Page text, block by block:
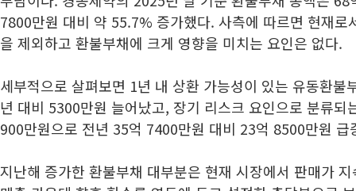
7800만원 대비 약 55.7% 증가했다. 사측에 따르면 현재로
을 제외하고 환불부채에 크게 영향을 미치는 요인은 없다.
세부적으로 살펴보면 1년 내 상환 가능성이 있는 유동환불
년 대비 5300만원 늘어났고, 장기 리스크 요인으로 분류되
900만원으로 전년 35억 7400만원 대비 23억 8500만원 급
지난해 증가한 환불부채 대부분은 현재 시장에서 판매가